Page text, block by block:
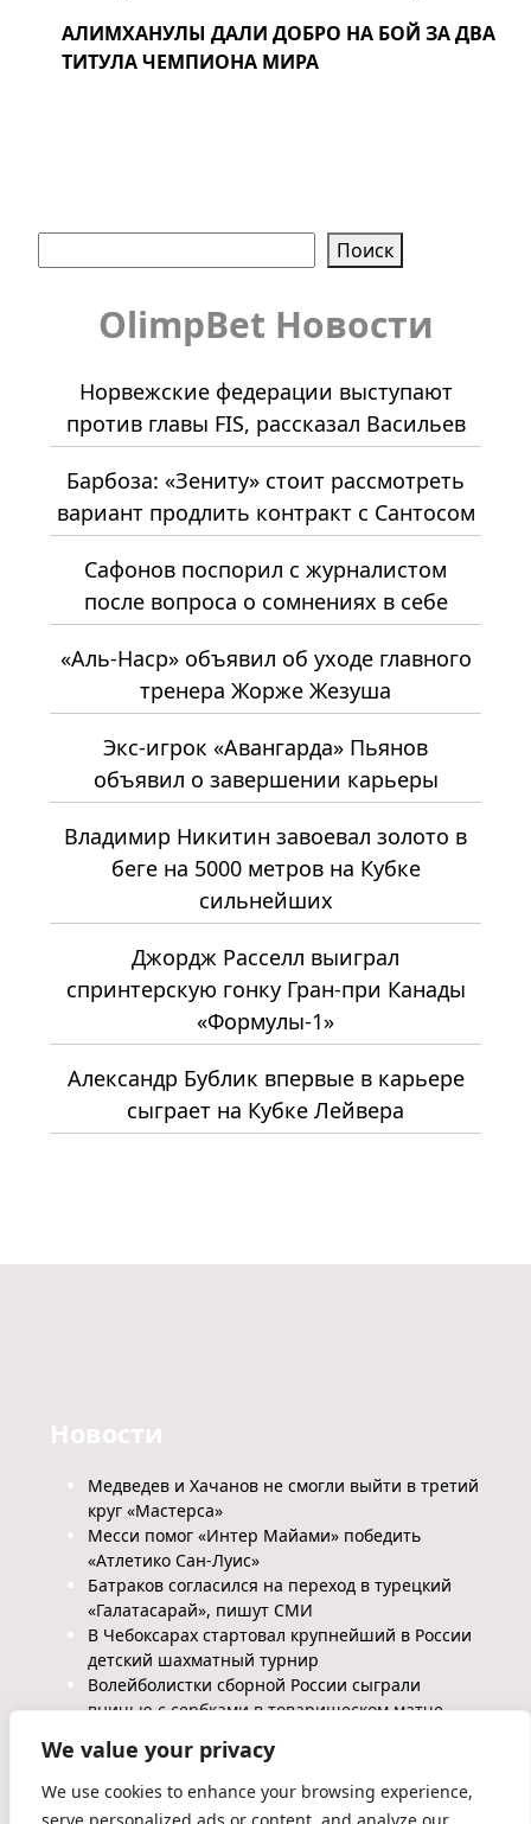
We value your privacy
We use cookies to enhance your browsing experience,
АЛИМХАНУЛЫ ДАЛИ ДОБРО НА БОЙ ЗА ДВА
ТИТУЛА ЧЕМПИОНА МИРА
Поиск
OlimpBet Новости
Норвежские федерации выступают
против главы FIS, рассказал Васильев
Барбоза: «Зениту» стоит рассмотреть
вариант продлить контракт с Сантосом
Сафонов поспорил с журналистом
после вопроса о сомнениях в себе
«Аль-Наср» объявил об уходе главного
тренера Жорже Жезуша
Экс-игрок «Авангарда» Пьянов
объявил о завершении карьеры
Владимир Никитин завоевал золото в
беге на 5000 метров на Кубке
сильнейших
Джордж Расселл выиграл
спринтерскую гонку Гран-при Канады
«Формулы-1»
Александр Бублик впервые в карьере
сыграет на Кубке Лейвера
Новости
Медведев и Хачанов не смогли выйти в третий
круг «Мастерса»
Месси помог «Интер Майами» победить
«Атлетико Сан-Луис»
Батраков согласился на переход в турецкий
«Галатасарай», пишут СМИ
В Чебоксарах стартовал крупнейший в России
детский шахматный турнир
Волейболистки сборной России сыграли
вничью с сербками в товарищеском матче